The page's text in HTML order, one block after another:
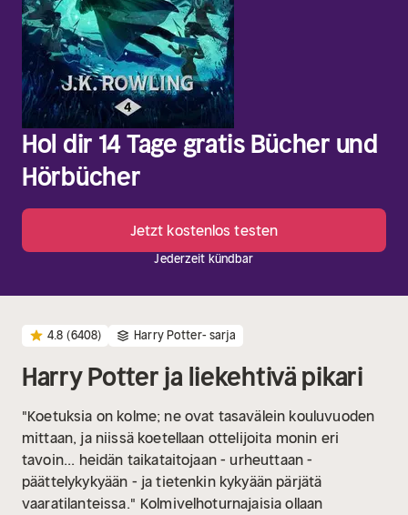
Hol dir 14 Tage gratis Bücher und
Hörbücher
Jetzt kostenlos testen
Jederzeit kündbar
4.8 (6408) Harry Potter- sarja
Harry Potter ja liekehtivä pikari
"Koetuksia on kolme; ne ovat tasavälein kouluvuoden
mittaan, ja niissä koetellaan ottelijoita monin eri
tavoin... heidän taikataitojaan - urheuttaan -
päättelykykyään - ja tietenkin kykyään pärjätä
vaaratilanteissa." Kolmivelhoturnajaisia ollaan